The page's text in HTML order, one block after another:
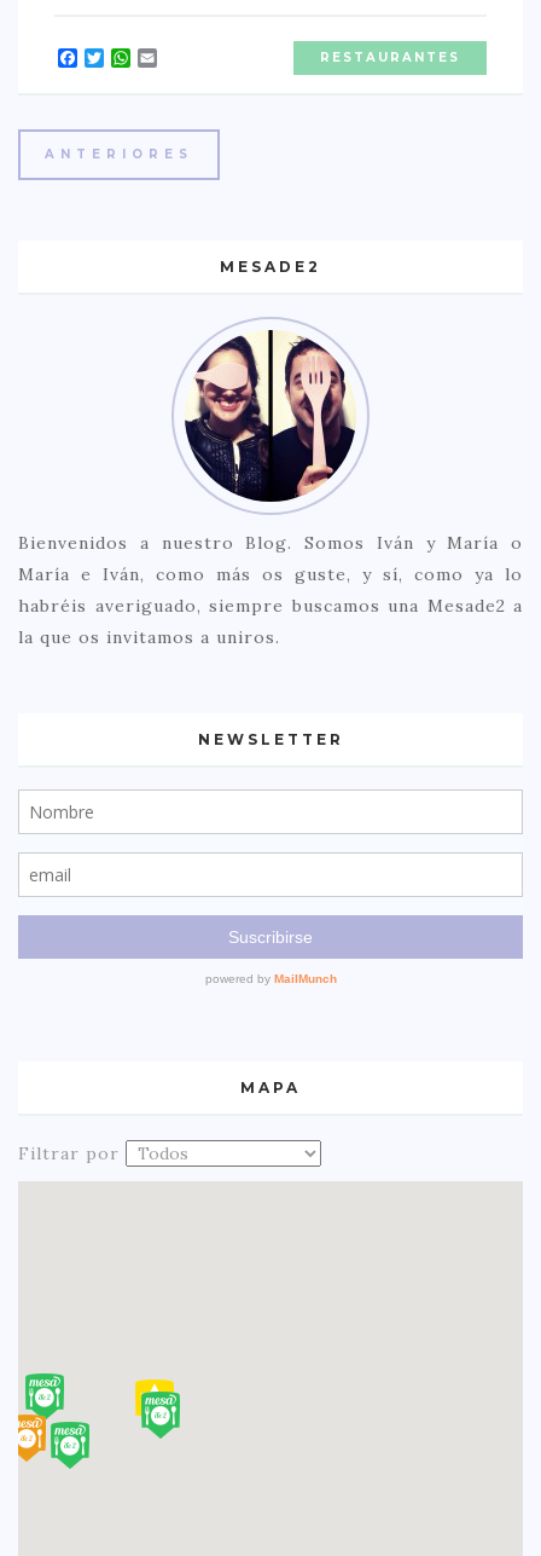
Facebook
Twitter
WhatsApp RESTAURANTES
ANTERIORES
MESADE2
Bienvenidos a nuestro Blog. Somos Iván y María o
María e Iván, como más os guste, y sí, como ya lo
habréis averiguado, siempre buscamos una Mesade2 a
la que os invitamos a uniros.
NEWSLETTER
MAPA
Filtrar por